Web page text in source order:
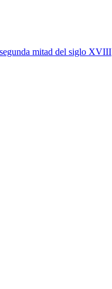
mitad del siglo XVIII